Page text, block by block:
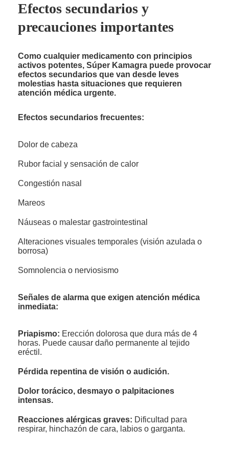
Efectos secundarios y
precauciones importantes
Como cualquier medicamento con principios
activos potentes, Súper Kamagra puede provocar
efectos secundarios que van desde leves
molestias hasta situaciones que requieren
atención médica urgente.
Efectos secundarios frecuentes:
Dolor de cabeza
Rubor facial y sensación de calor
Congestión nasal
Mareos
Náuseas o malestar gastrointestinal
Alteraciones visuales temporales (visión azulada o
borrosa)
Somnolencia o nerviosismo
Señales de alarma que exigen atención médica
inmediata:
Priapismo: Erección dolorosa que dura más de 4
horas. Puede causar daño permanente al tejido
eréctil.
Pérdida repentina de visión o audición.
Dolor torácico, desmayo o palpitaciones
intensas.
Reacciones alérgicas graves: Dificultad para
respirar, hinchazón de cara, labios o garganta.